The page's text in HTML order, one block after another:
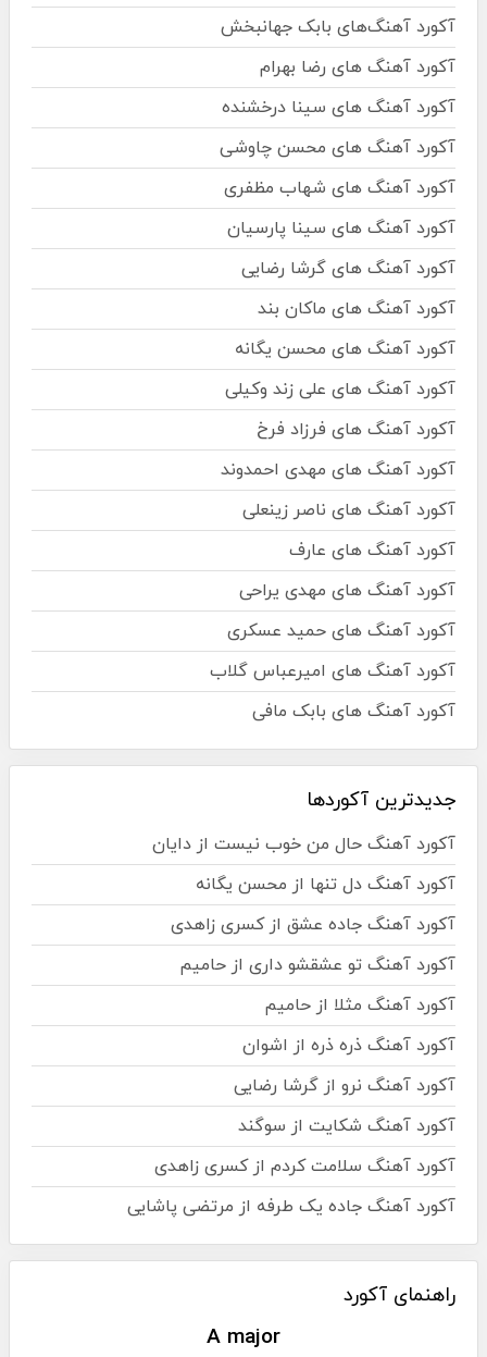
آکورد آهنگ‌های بابک جهانبخش
آکورد آهنگ های رضا بهرام
آکورد آهنگ های سینا درخشنده
آکورد آهنگ های محسن چاوشی
آکورد آهنگ های شهاب مظفری
آکورد آهنگ های سینا پارسیان
آکورد آهنگ های گرشا رضایی
آکورد آهنگ های ماکان بند
آکورد آهنگ های محسن یگانه
آکورد آهنگ های علی زند وکیلی
آکورد آهنگ های فرزاد فرخ
آکورد آهنگ های مهدی احمدوند
آکورد آهنگ های ناصر زینعلی
آکورد آهنگ های عارف
آکورد آهنگ های مهدی یراحی
آکورد آهنگ های حمید عسکری
آکورد آهنگ های امیرعباس گلاب
آکورد آهنگ های بابک مافی
جدیدترین آکوردها
آکورد آهنگ حال من خوب نیست از دایان
آکورد آهنگ دل تنها از محسن یگانه
آکورد آهنگ جاده عشق از کسری زاهدی
آکورد آهنگ تو عشقشو داری از حامیم
آکورد آهنگ مثلا از حامیم
آکورد آهنگ ذره ذره از اشوان
آکورد آهنگ نرو از گرشا رضایی
آکورد آهنگ شکایت از سوگند
آکورد آهنگ سلامت کردم از کسری زاهدی
آکورد آهنگ جاده یک طرفه از مرتضی پاشایی
راهنمای آکورد
A major